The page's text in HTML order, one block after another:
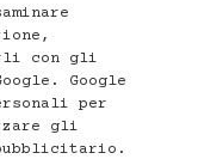
con gli
Google
per
gli